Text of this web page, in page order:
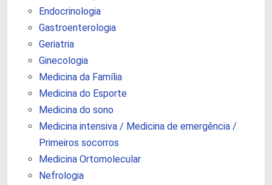
Endocrinologia
Gastroenterologia
Geriatria
Ginecologia
Medicina da Família
Medicina do Esporte
Medicina do sono
Medicina intensiva / Medicina de emergência /
Primeiros socorros
Medicina Ortomolecular
Nefrologia